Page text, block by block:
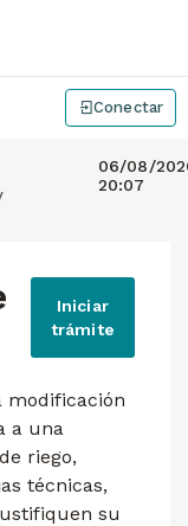
Conectar
06/08/
20:07
Iniciar
trámite
modificación
a una
riego,
técnicas,
su